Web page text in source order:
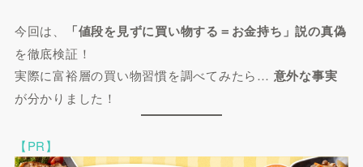
今回は、 「値段を見ずに買い物する＝お金持ち」説の真偽
を徹底検証！
実際に富裕層の買い物習慣を調べてみたら… 意外な事実
が分かりました！
【PR】